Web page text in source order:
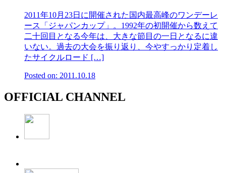
2011年10月23日に開催された国内最高峰のワンデーレ
ース「ジャパンカップ」。1992年の初開催から数えて
二十回目となる今年は、大きな節目の一日となるに違
いない。過去の大会を振り返り、今やすっかり定着し
たサイクルロード […]
Posted on: 2011.10.18
OFFICIAL CHANNEL